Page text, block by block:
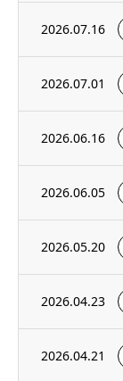
2026.07.16
2026.07.01
2026.06.16
2026.06.05
2026.05.20
2026.04.23
2026.04.21